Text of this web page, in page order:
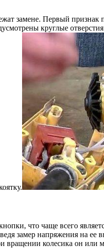
замене. Первый
круглые
что чаще всего
замер напряжения на
вращении колесика он